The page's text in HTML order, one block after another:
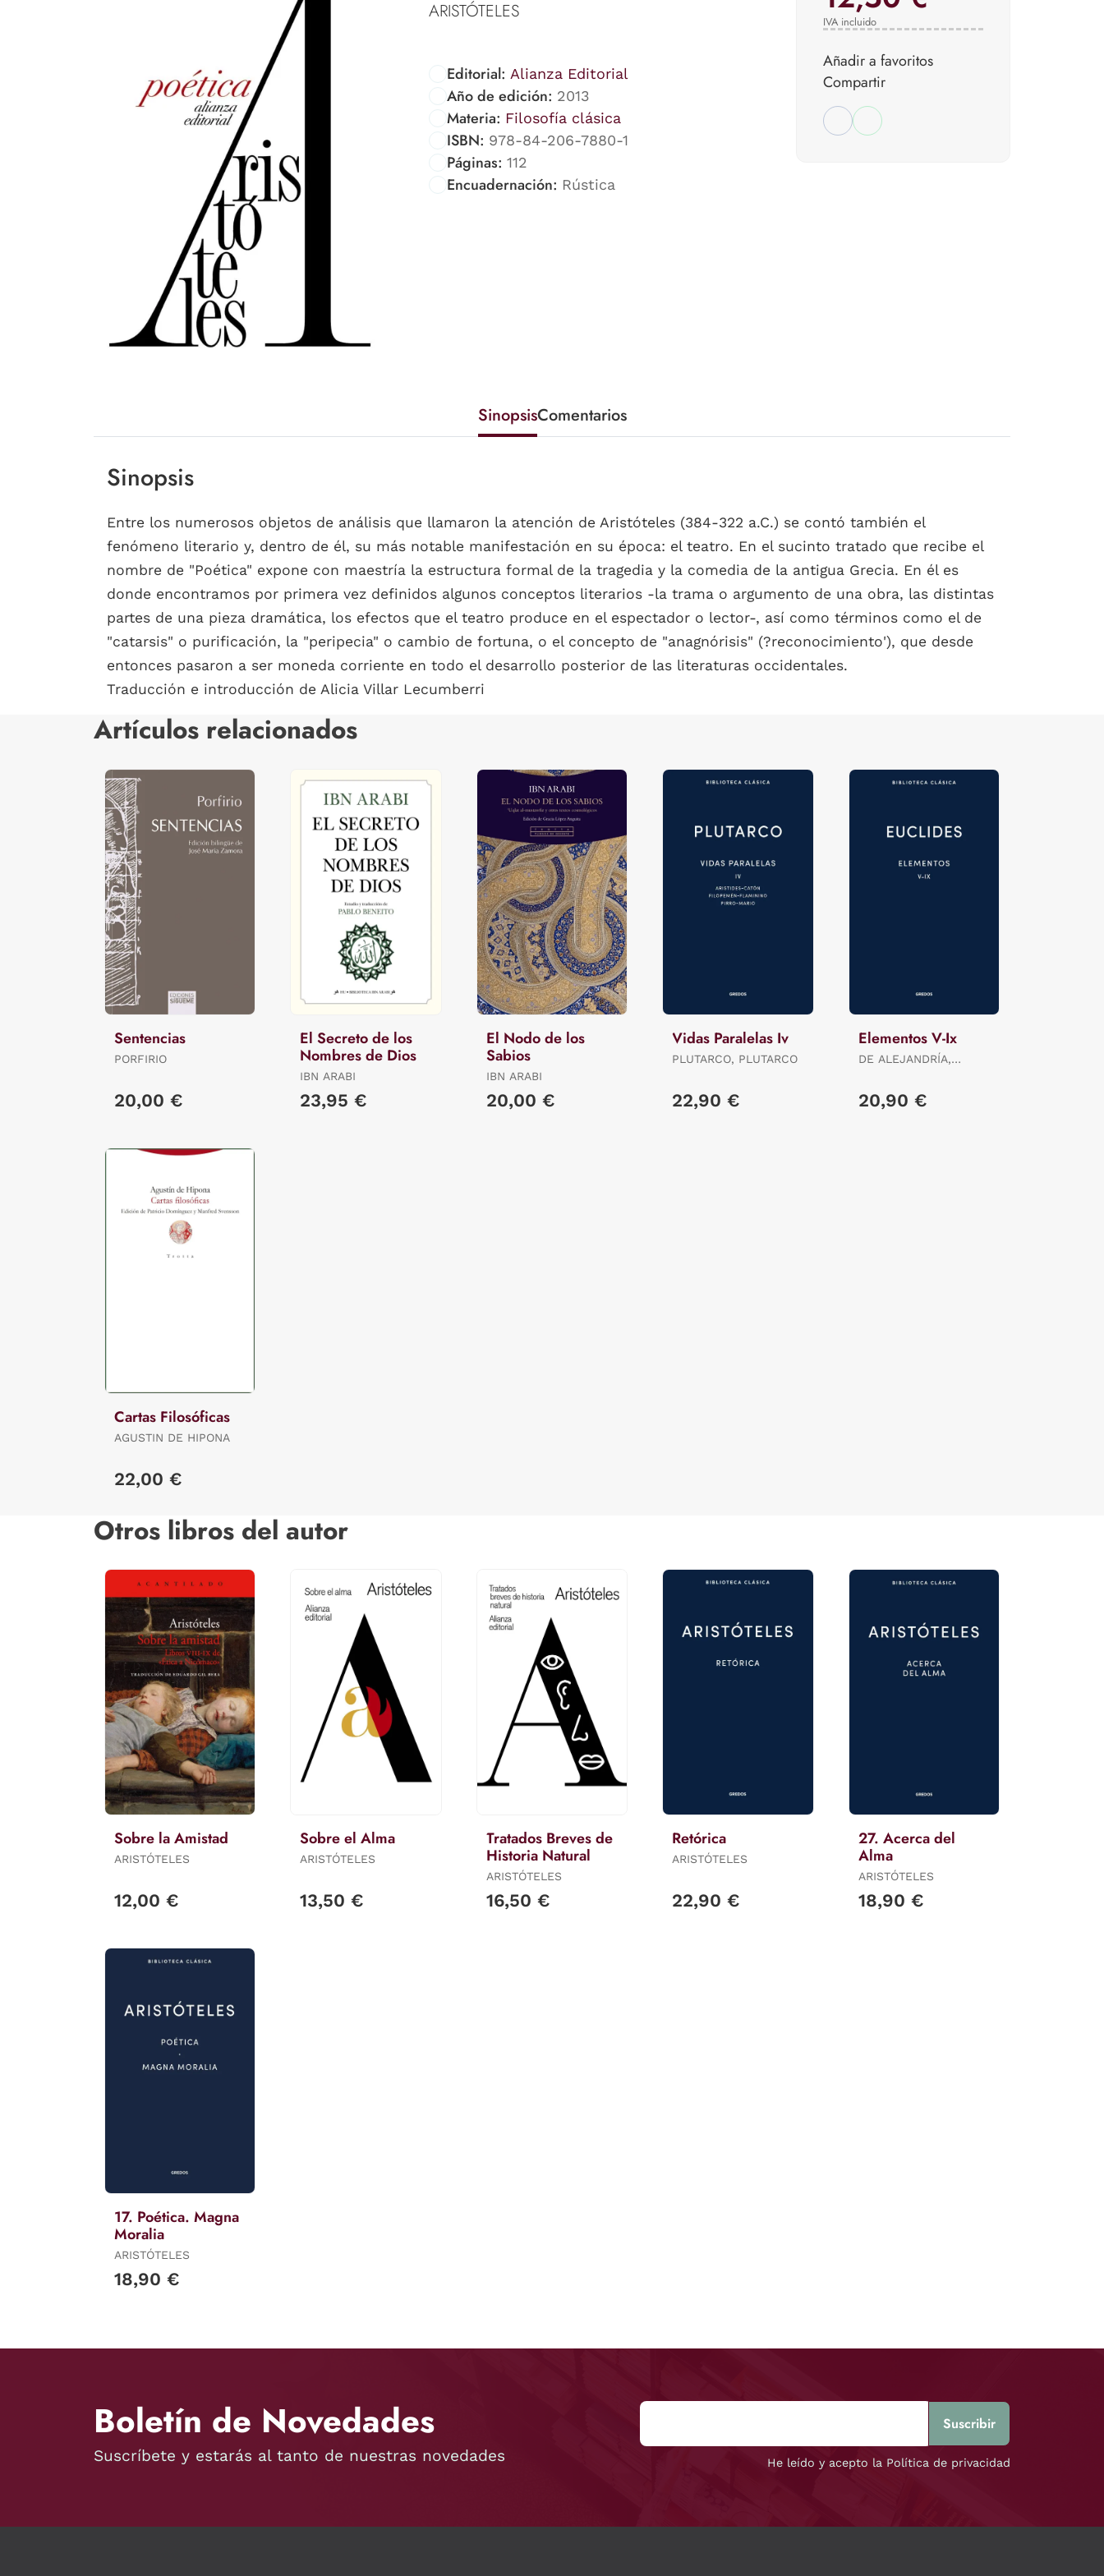
ARISTÓTELES
Editorial: Alianza Editorial
Año de edición: 2013
Materia: Filosofía clásica
ISBN: 978-84-206-7880-1
Páginas: 112
Encuadernación: Rústica
IVA incluido
Añadir a favoritos
Compartir
SinopsisComentarios
Sinopsis
Entre los numerosos objetos de análisis que llamaron la atención de Aristóteles (384-322 a.C.) se contó también el
fenómeno literario y, dentro de él, su más notable manifestación en su época: el teatro. En el sucinto tratado que recibe el
nombre de "Poética" expone con maestría la estructura formal de la tragedia y la comedia de la antigua Grecia. En él es
donde encontramos por primera vez definidos algunos conceptos literarios -la trama o argumento de una obra, las distintas
partes de una pieza dramática, los efectos que el teatro produce en el espectador o lector-, así como términos como el de
"catarsis" o purificación, la "peripecia" o cambio de fortuna, o el concepto de "anagnórisis" (?reconocimiento'), que desde
entonces pasaron a ser moneda corriente en todo el desarrollo posterior de las literaturas occidentales.
Traducción e introducción de Alicia Villar Lecumberri
Artículos relacionados
Sentencias
PORFIRIO
20,00 €
El Secreto de los
Nombres de Dios
IBN ARABI
23,95 €
El Nodo de los
Sabios
IBN ARABI
20,00 €
Vidas Paralelas Iv
PLUTARCO, PLUTARCO
22,90 €
Elementos V-Ix
DE ALEJANDRÍA,
20,90 €
Cartas Filosóficas
AGUSTIN DE HIPONA
22,00 €
Otros libros del autor
Sobre la Amistad
ARISTÓTELES
12,00 €
Sobre el Alma
ARISTÓTELES
13,50 €
Tratados Breves de
Historia Natural
ARISTÓTELES
16,50 €
Retórica
ARISTÓTELES
22,90 €
27. Acerca del
Alma
ARISTÓTELES
18,90 €
17. Poética. Magna
Moralia
ARISTÓTELES
18,90 €
Boletín de Novedades
Suscríbete y estarás al tanto de nuestras novedades He leído y acepto la Política de privacidad